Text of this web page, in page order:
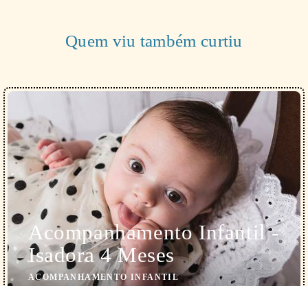
Quem viu também curtiu
Acompanhamento Infantil -
Isadora 4 Meses
ACOMPANHAMENTO INFANTIL